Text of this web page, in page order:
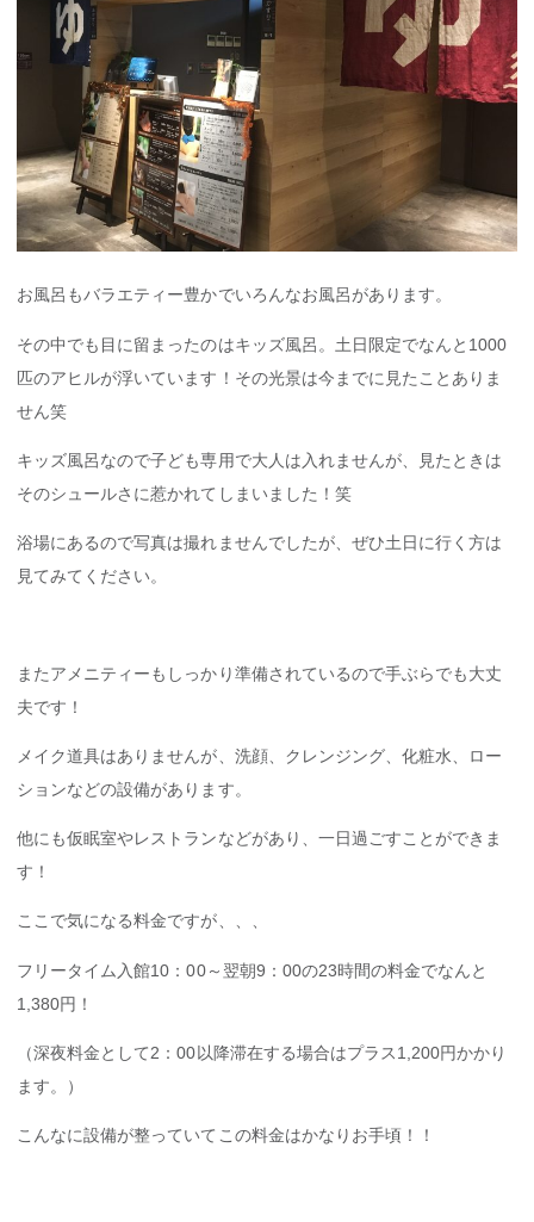
お風呂もバラエティー豊かでいろんなお風呂があります。
その中でも目に留まったのはキッズ風呂。土日限定でなんと1000
匹のアヒルが浮いています！その光景は今までに見たことありま
せん笑
キッズ風呂なので子ども専用で大人は入れませんが、見たときは
そのシュールさに惹かれてしまいました！笑
浴場にあるので写真は撮れませんでしたが、ぜひ土日に行く方は
見てみてください。
またアメニティーもしっかり準備されているので手ぶらでも大丈
夫です！
メイク道具はありませんが、洗顔、クレンジング、化粧水、ロー
ションなどの設備があります。
他にも仮眠室やレストランなどがあり、一日過ごすことができま
す！
ここで気になる料金ですが、、、
フリータイム入館10：00～翌朝9：00の23時間の料金でなんと
1,380円！
（深夜料金として2：00以降滞在する場合はプラス1,200円かかり
ます。）
こんなに設備が整っていてこの料金はかなりお手頃！！